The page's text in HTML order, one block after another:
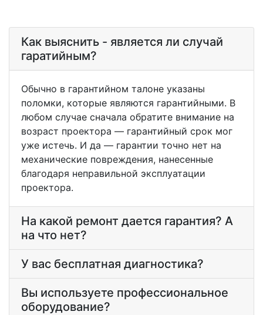
Как выяснить - является ли случай
гаратийным?
Обычно в гарантийном талоне указаны
поломки, которые являются гарантийными. В
любом случае сначала обратите внимание на
возраст проектора — гарантийный срок мог
уже истечь. И да — гарантии точно нет на
механические повреждения, нанесенные
благодаря неправильной эксплуатации
проектора.
На какой ремонт дается гарантия? А
на что нет?
У вас бесплатная диагностика?
Вы используете профессиональное
оборудование?